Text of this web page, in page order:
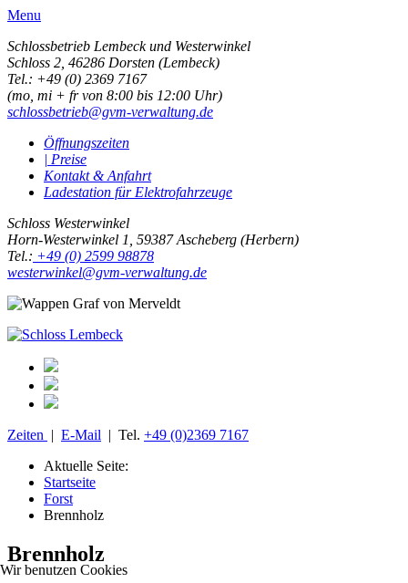
Menu
Schlossbetrieb Lembeck und Westerwinkel
Schloss 2, 46286 Dorsten (Lembeck)
Tel.: +49 (0) 2369 7167
(mo, mi + fr von 8:00 bis 12:00 Uhr)
schlossbetrieb@gvm-verwaltung.de
Öffnungszeiten
| Preise
Kontakt & Anfahrt
Ladestation für Elektrofahrzeuge
Schloss Westerwinkel
Horn-Westerwinkel 1, 59387 Ascheberg (Herbern)
Tel.: +49 (0) 2599 98878
westerwinkel@gvm-verwaltung.de
Zeiten | E-Mail | Tel. +49 (0)2369 7167
Aktuelle Seite:
Startseite
Forst
Brennholz
Brennholz
Wir benutzen Cookies